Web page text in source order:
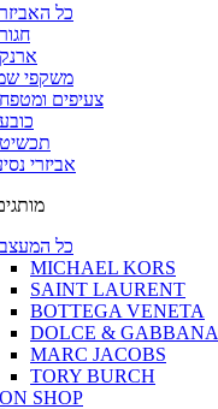
כל
משקפי
צעיפים
אביזרי
כל
MICHAEL KORS
SAINT LAURENT
BOTTEGA VENETA
DOLCE & GABBANA
MARC JACOBS
TORY BURCH
SHOP